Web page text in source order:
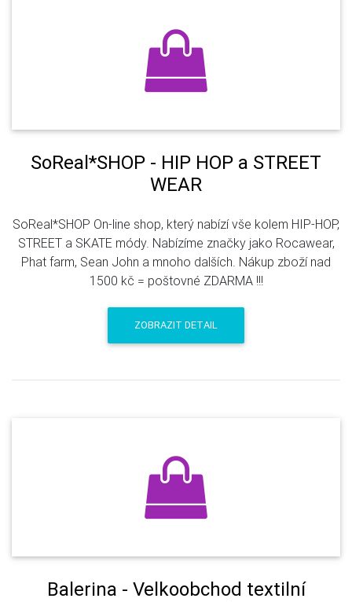
SoReal*SHOP - HIP HOP a STREET
WEAR
SoReal*SHOP On-line shop, který nabízí vše kolem HIP-HOP,
STREET a SKATE módy. Nabízíme značky jako Rocawear,
Phat farm, Sean John a mnoho dalších. Nákup zboží nad
1500 kč = poštovné ZDARMA !!!
ZOBRAZIT DETAIL
Balerina - Velkoobchod textilní